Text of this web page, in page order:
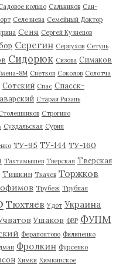
кольцо Сальников Сан-
Селезнева Семейный Доктор
Сеня Сергей Кузнецов
Серегин Серпухов Сетунь
Сидорюк Сизова Симаков
8М Снетков Соколов Солотча
Сотский Спас Спасск-
Старая Рязань
Строгино
Суздальская Сурин
ТУ-95 ТУ-144 ТУ-160
Тахтамышев Тверская Тверская
Тишкин Ткачев Торжков
Трубеж Трубная
Тюхтяев Удот Украина
Ушаков ФВР ФУПМ
Ферапонтово Филипенко
Фролкин Фурсенко
Химки Химкинское